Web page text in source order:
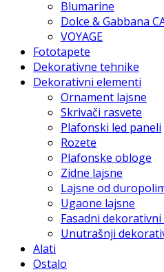
Blumarine
Dolce & Gabbana
VOYAGE
Fototapete
Dekorativne tehnike
Dekorativni elementi
Ornament lajsne
Skrivači rasvete
Plafonski led paneli
Rozete
Plafonske obloge
Zidne lajsne
Lajsne od
Ugaone lajsne
Fasadni
Unutrašnji
Alati
Ostalo